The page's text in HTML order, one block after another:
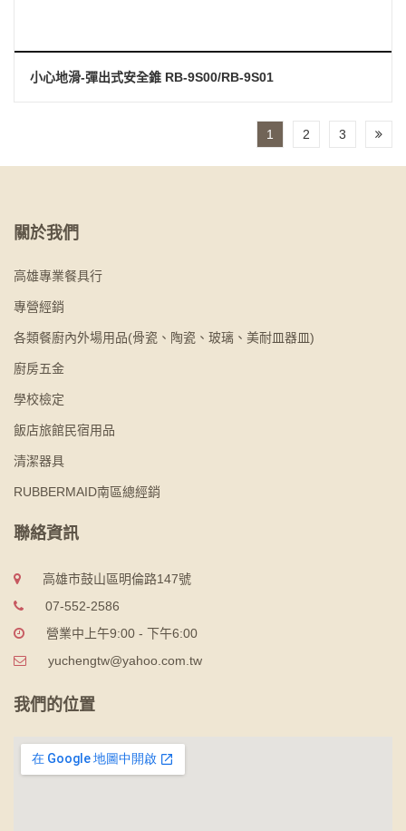
小心地滑-彈出式安全錐 RB-9S00/RB-9S01
1 2 3
關於我們
高雄專業餐具行
專營經銷
各類餐廚內外場用品(骨瓷、陶瓷、玻璃、美耐皿器皿)
廚房五金
學校檢定
飯店旅館民宿用品
清潔器具
RUBBERMAID南區總經銷
聯絡資訊
高雄市鼓山區明倫路147號
07-552-2586
營業中上午9:00 - 下午6:00
yuchengtw@yahoo.com.tw
我們的位置